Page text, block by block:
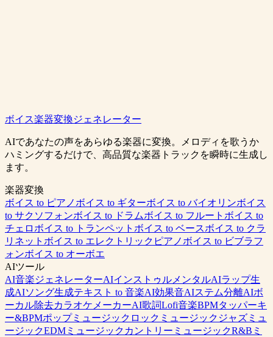
EDMを無料生成 料金を見る
ボイス楽器変換ジェネレーター
AIであなたの声をあらゆる楽器に変換。メロディを歌うか
ハミングするだけで、高品質な楽器トラックを瞬時に生成し
ます。
楽器変換
ボイス to ピアノ ボイス to ギターボイス to バイオリンボイス
to サクソフォンボイス to ドラムボイス to フルート ボイス to
チェロ ボイス to トランペット ボイス to ベースボイス to クラ
リネット ボイス to エレクトリックピアノ ボイス to ビブラフ
ォンボイス to オーボエ
AIツール
AI音楽ジェネレーターAIインストゥルメンタルAIラップ生
成AIソング生成テキスト to 音楽AI効果音AIステム分離AIボ
ーカル除去カラオケメーカーAI歌詞Lofi音楽BPMタッパーキ
ー&BPMポップミュージック ロックミュージック ジャズミュ
ージックEDMミュージック カントリーミュージックR&Bミ